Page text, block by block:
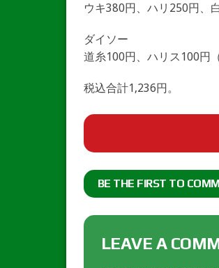
ウキ380円、ハリ250円、
ダイソー
道糸100円、ハリス100円
税込合計1,236円。
BE THE FIRST TO
LEAVE A